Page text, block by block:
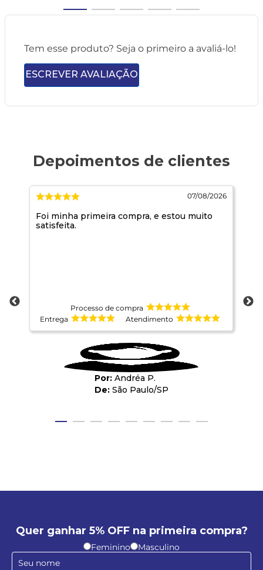
Tem esse produto? Seja o primeiro a avaliá-lo!
ESCREVER AVALIAÇÃO
07/08/2026
Foi minha primeira compra, e estou muito
satisfeita.
Processo de compra
Entrega
Atendimento
Andréa P.
São Paulo/SP
Quer ganhar 5% OFF na primeira compra?
Feminino Masculino